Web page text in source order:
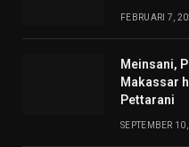
FEBRUARI 7,
Meinsani,
Makassar
Pettarani
SEPTEMBER